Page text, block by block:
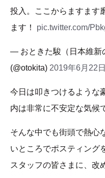
投入。ここからますます
ます！ pic.twitter.com/
— おときた駿（日本維新
(@otokita) 2019年6月22日
今日は叩きつけるような
内は非常に不安定な気候
そんな中でも街頭で熱心
いところでポスティング
スタッフの皆さまに、改